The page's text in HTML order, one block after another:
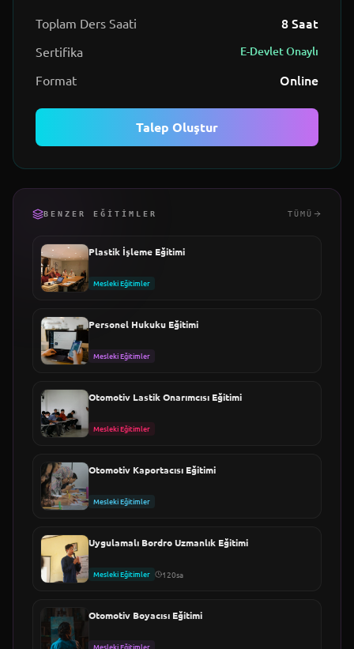
Toplam Ders Saati 8Saat
Sertifika E-Devlet Onaylı
Format Online
Talep Oluştur
BENZER EĞITIMLER TÜMÜ
Plastik İşleme Eğitimi
Mesleki Eğitimler
Personel Hukuku Eğitimi
Mesleki Eğitimler
Otomotiv Lastik Onarımcısı Eğitimi
Mesleki Eğitimler
Otomotiv Kaportacısı Eğitimi
Mesleki Eğitimler
Uygulamalı Bordro Uzmanlık Eğitimi
Mesleki Eğitimler 120sa
Otomotiv Boyacısı Eğitimi